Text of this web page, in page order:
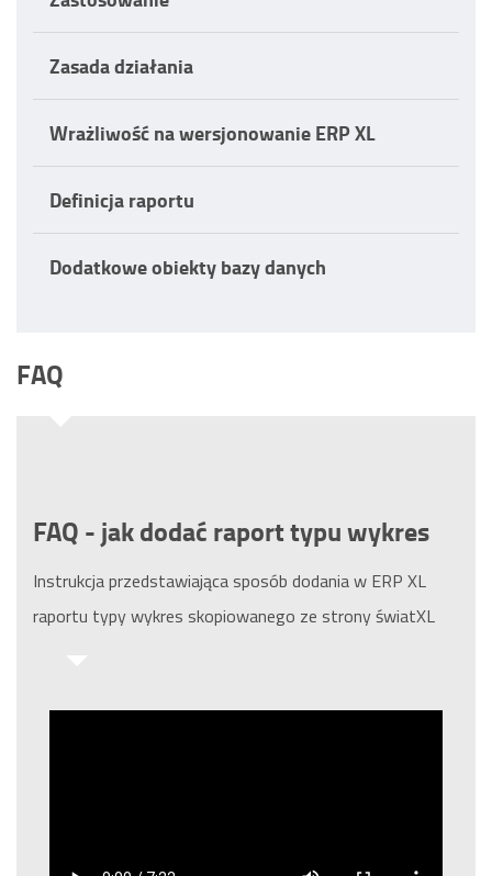
Zasada działania
Wrażliwość na wersjonowanie ERP XL
Definicja raportu
Dodatkowe obiekty bazy danych
FAQ
FAQ - jak dodać raport typu wykres
Instrukcja przedstawiająca sposób dodania w ERP XL
raportu typy wykres skopiowanego ze strony światXL